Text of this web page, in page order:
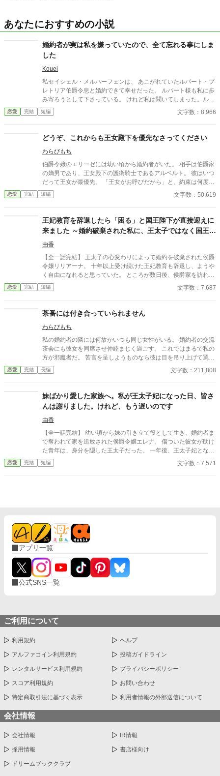
あなたにおすすめの小説
婚約者が実は私を嫌っていたので、全て忘れる事にしま
した
Kouei
私セイシェル・メルハーフェンは、 あこがれていたルパート・プ
レトリア伯爵令息と婚約できて幸せだった。 ルパート様も私に歩
み寄ろうとして下さっている。 けれど私は聞いてしまった。ルパ
ート様の本音を。 『我慢するしかない』 『彼女といると疲れる』
私はルパート様に嫌われていたの？ 本当は厭わしく思っていた
は、他投稿サイトにも公開しています。
恋愛 完結 短編 文字数：8,966
どうぞ、これからも王女殿下を優先なさってください
わらびもち
伯爵令嬢のエリーゼには幼い頃から婚約者がいた。 相手は伯爵家
の嫡男であり、王女殿下の護衛騎士であるアルベルト。 彼はいつ
だって王女が最優先。 「王女がお呼びだから」と、約束は何度も
破られ、エリーゼは後回しにされ続ける。 政略とはいえ、この婚
約に意味はあるのだろうか。 王女を優先し続けた婚約者に心を閉
恋愛 完結 短編 文字数：50,619
王妃教育を辞退したら「困る」と国王陛下が直接迎えに
来ました ～婚約破棄された私に、王太子ではなく国王陛
下が求婚してきます〜
由香
【全一話完結】 王太子の心変わりによって婚約を破棄された侯爵
令嬢リリアーナ。 十年以上受け続けた王妃教育も辞退し、ようや
く自由になれると思っていた。 ところが数日後、侯爵家を訪れた
のは国王陛下本人。 「王妃教育を辞退されると困る。私の妃にな
ってほしい」 努力を踏みにじった王太子はすべてを失い、選ばれ
れながら、世界一幸せな王妃になるまでの逆転ラブストーリー。
恋愛 完結 短編 文字数：7,687
茶番には付き合っていられません
わらびもち
私の婚約者の隣には何故かいつも同じ女性がいる。 婚約者の交流
茶会にも彼女を同席させ仲睦まじく過ごす。 これではまるで私の
方が邪魔者だ。 苦言を呈しようものなら彼は目を吊り上げて罵倒
する。 どうして婚約者同士の交流にわざわざ部外者を連れてくる
のか。 彼が何をしたいのかさっぱり分からない。 もうこんな茶番
ら好きにすればいいわ。
恋愛 完結 長編 文字数：211,808
妹ばかり愛した家族へ。私が王太子妃になった日、皆さ
んは謝りました。けれど、もう遅いのです
由香
【全一話完結】 幼い頃から妹の引き立て役として生き、婚約者ま
で奪われて家を追放された侯爵令嬢エレナ。 傷ついた彼女が助け
た青年は、身分を隠した王太子だった。 一年後、王太子妃となっ
たエレナの前に現れたのは、今さら「家族だから」と擦り寄って
くる両親と妹。 けれど彼女は、もう二度と振り返らない。
恋愛 完結 短編 文字数：7,571
アプリ一覧
公式SNS一覧
ご利用について
利用規約 ヘルプ
アルファコイン利用規約 投稿ガイドライン
レンタルサービス利用規約 プライバシーポリシー
スコア利用規約 お問い合わせ
特定商取引法に基づく表示 利用者情報の外部送信について
会社情報
会社情報 IR情報
採用情報 書店様向け
ドリームブッククラブ